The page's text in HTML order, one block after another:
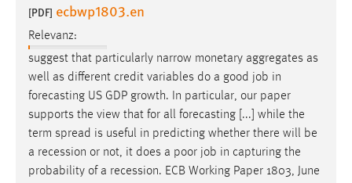
[PDF] ecbwp1803.en
Relevanz:
suggest that particularly narrow monetary aggregates as
well as different credit variables do a good job in
forecasting US GDP growth. In particular, our paper
supports the view that for all forecasting [...] while the
term spread is useful in predicting whether there will be
a recession or not, it does a poor job in capturing the
probability of a recession. ECB Working Paper 1803, June
24 Stunden
STATISTIK
Statistik Cookies erfassen Informationen anonym.
Diese Informationen helfen uns zu verstehen, wie
unsere Besucher unsere Website nutzen.
Matomo